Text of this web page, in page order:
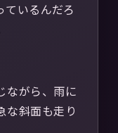
ているんだろ
ながら、雨に
な斜面も走り